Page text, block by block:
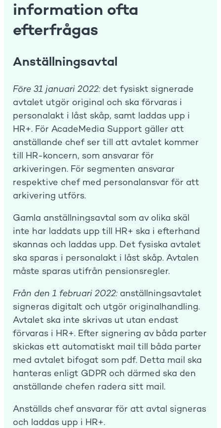
information ofta
efterfrågas
Anställningsavtal
Före 31 januari 2022: det fysiskt signerade
avtalet utgör original och ska förvaras i
personalakt i låst skåp, samt laddas upp i
HR+. För AcadeMedia Support gäller att
anställande chef ser till att avtalet kommer
till HR-koncern, som ansvarar för
arkiveringen. För segmenten ansvarar
respektive chef med personalansvar för att
arkivering utförs.
Gamla anställningsavtal som av olika skäl
inte har laddats upp till HR+ ska i efterhand
skannas och laddas upp. Det fysiska avtalet
ska sparas i personalakt i låst skåp. Avtalen
måste sparas utifrån pensionsregler.
Från den 1 februari 2022: anställningsavtalet
signeras digitalt och utgör originalhandling.
Avtalet ska inte skrivas ut utan endast
förvaras i HR+. Efter signering av båda parter
skickas ett automatiskt mail till båda parter
med avtalet bifogat som pdf. Detta mail ska
hanteras enligt GDPR och därmed ska den
anställande chefen radera sitt mail.
Anställds chef ansvarar för att avtal signeras
och laddas upp i HR+.